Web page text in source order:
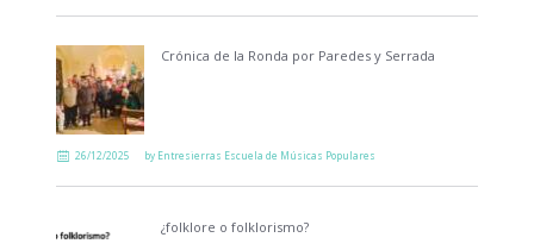
Crónica de la Ronda por Paredes y Serrada
26/12/2025 by Entresierras Escuela de Músicas Populares
¿folklore o folklorismo?